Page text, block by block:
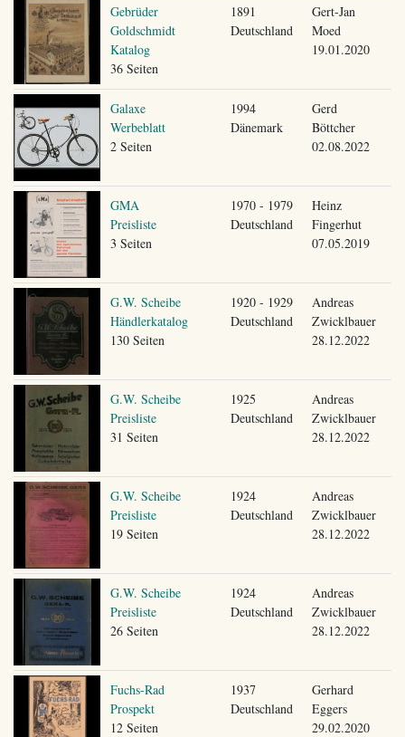
Gebrüder
Goldschmidt
Katalog
36 Seiten
1891
Deutschland
Gert-Jan
Moed
19.01.2020
Galaxe
Werbeblatt
2 Seiten
1994
Dänemark
Gerd
Böttcher
02.08.2022
GMA
Preisliste
3 Seiten
1970 - 1979
Deutschland
Heinz
Fingerhut
07.05.2019
G.W. Scheibe
Händlerkatalog
130 Seiten
1920 - 1929
Deutschland
Andreas
Zwicklbauer
28.12.2022
G.W. Scheibe
Preisliste
31 Seiten
1925
Deutschland
Andreas
Zwicklbauer
28.12.2022
G.W. Scheibe
Preisliste
19 Seiten
1924
Deutschland
Andreas
Zwicklbauer
28.12.2022
G.W. Scheibe
Preisliste
26 Seiten
1924
Deutschland
Andreas
Zwicklbauer
28.12.2022
Fuchs-Rad
Prospekt
12 Seiten
1937
Deutschland
Gerhard
Eggers
29.02.2020